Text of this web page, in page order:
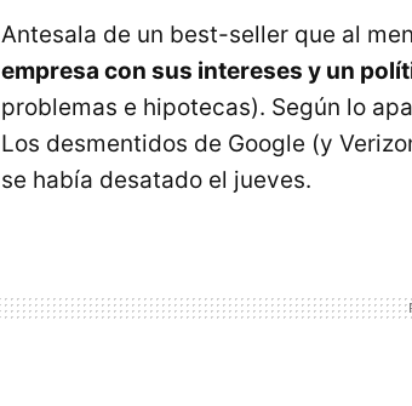
Antesala de un best-seller que al
empresa con sus intereses y un
problemas e hipotecas). Según lo
Los desmentidos de Google (y
se había desatado el jueves.